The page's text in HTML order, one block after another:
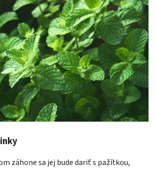
záhone sa jej bude dariť s pažítkou,